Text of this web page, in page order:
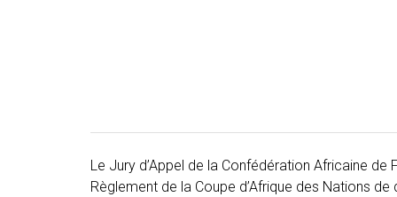
Le Jury d’Appel de la Confédération Africaine
Règlement de la Coupe d’Afrique des Nations